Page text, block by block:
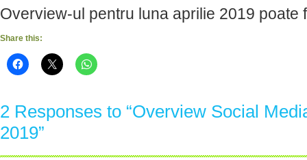
Overview-ul pentru luna aprilie 2019 poate
Share this:
2 Responses to “Overview Social
2019”